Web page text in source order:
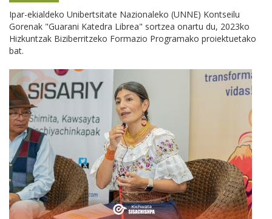
Ipar-ekialdeko Unibertsitate Nazionaleko (UNNE) Kontseilu
Gorenak "Guarani Katedra Librea" sortzea onartu du, 2023ko
Hizkuntzak Biziberritzeko Formazio Programako proiektuetako
bat.